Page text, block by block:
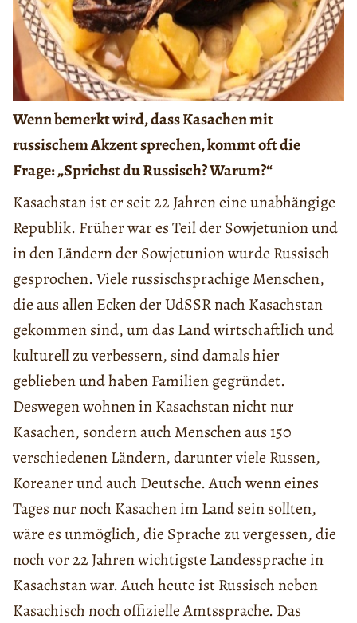
Wenn bemerkt wird, dass Kasachen mit
russischem Akzent sprechen, kommt oft die
Frage: „Sprichst du Russisch? Warum?“
Kasachstan ist er seit 22 Jahren eine unabhängige
Republik. Früher war es Teil der Sowjetunion und
in den Ländern der Sowjetunion wurde Russisch
gesprochen. Viele russischsprachige Menschen,
die aus allen Ecken der UdSSR nach Kasachstan
gekommen sind, um das Land wirtschaftlich und
kulturell zu verbessern, sind damals hier
geblieben und haben Familien gegründet.
Deswegen wohnen in Kasachstan nicht nur
Kasachen, sondern auch Menschen aus 150
verschiedenen Ländern, darunter viele Russen,
Koreaner und auch Deutsche. Auch wenn eines
Tages nur noch Kasachen im Land sein sollten,
wäre es unmöglich, die Sprache zu vergessen, die
noch vor 22 Jahren wichtigste Landessprache in
Kasachstan war. Auch heute ist Russisch neben
Kasachisch noch offizielle Amtssprache. Das